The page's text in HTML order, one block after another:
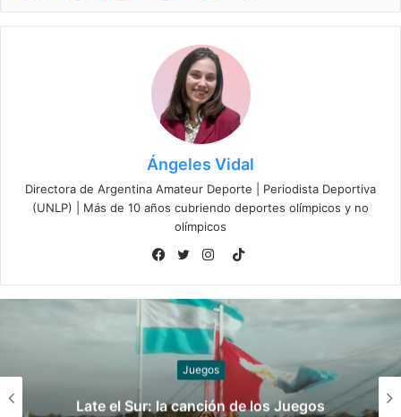
Ángeles Vidal
Directora de Argentina Amateur Deporte | Periodista Deportiva
(UNLP) | Más de 10 años cubriendo deportes olímpicos y no
olímpicos
TikTok
Slider
¡Ellos son! Los boxeadores